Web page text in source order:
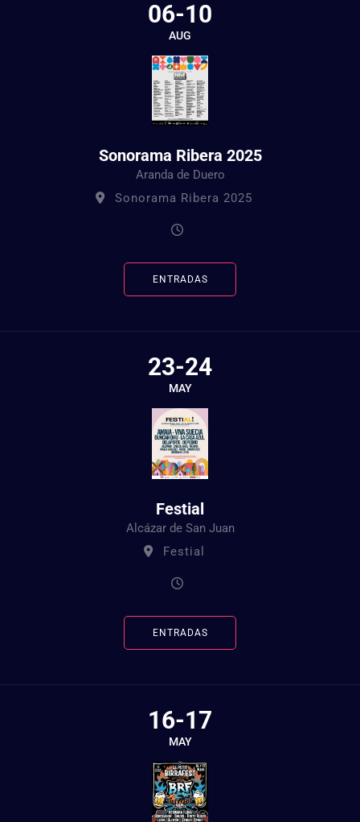
06-10
AUG
Sonorama Ribera 2025
Aranda de Duero
Sonorama Ribera 2025
ENTRADAS
23-24
MAY
Festial
Alcázar de San Juan
Festial
ENTRADAS
16-17
MAY